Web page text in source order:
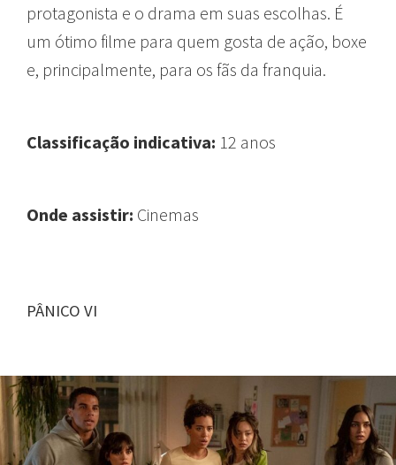
protagonista e o drama em suas escolhas. É
um ótimo filme para quem gosta de ação, boxe
e, principalmente, para os fãs da franquia.
Classificação indicativa: 12 anos
Onde assistir: Cinemas
PÂNICO VI